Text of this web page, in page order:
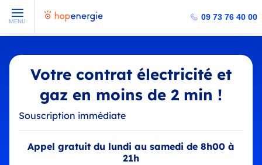
MENU 09 73 76 40 00
Votre contrat électricité et
gaz en moins de 2 min !
Souscription immédiate
Appel gratuit du lundi au samedi de 8h00 à
21h